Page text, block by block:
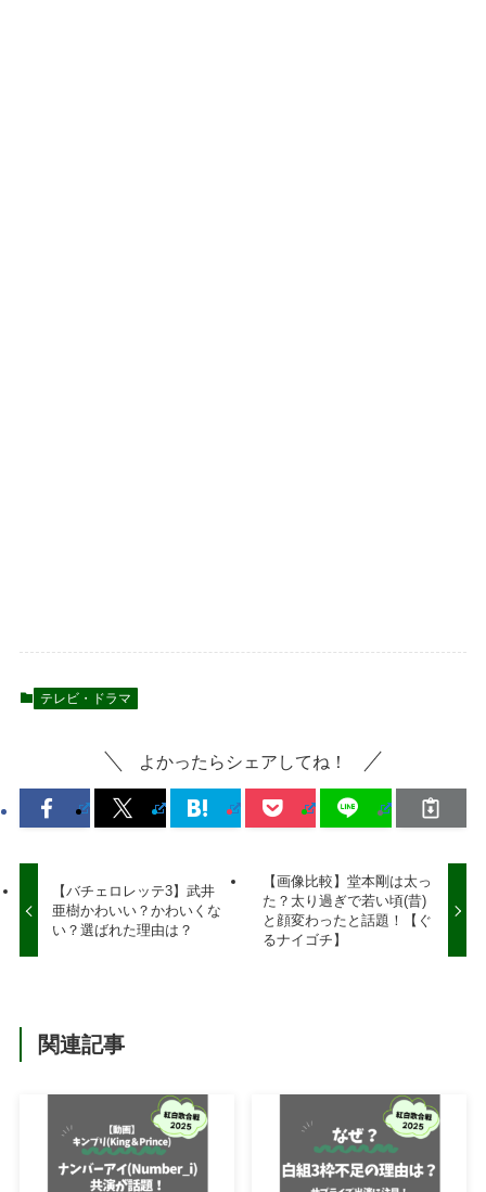
テレビ・ドラマ
よかったらシェアしてね！
【バチェロレッテ3】武井
亜樹かわいい？かわいくな
い？選ばれた理由は？
【画像比較】堂本剛は太っ
た？太り過ぎで若い頃(昔)
と顔変わったと話題！【ぐ
るナイゴチ】
関連記事